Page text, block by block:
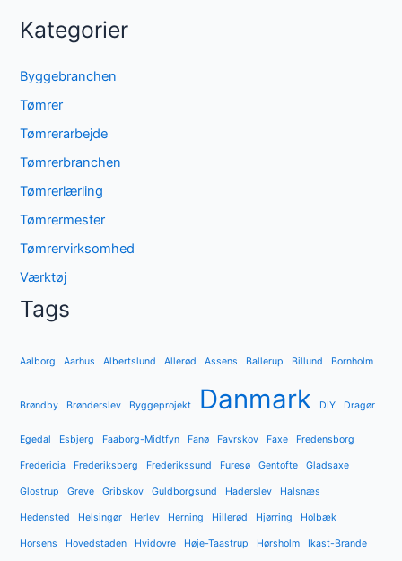
Kategorier
Byggebranchen
Tømrer
Tømrerarbejde
Tømrerbranchen
Tømrerlærling
Tømrermester
Tømrervirksomhed
Værktøj
Tags
Aalborg Aarhus Albertslund Allerød Assens Ballerup Billund Bornholm
Brøndby Brønderslev Byggeprojekt Danmark DIY Dragør
Egedal Esbjerg Faaborg-Midtfyn Fanø Favrskov Faxe Fredensborg
Fredericia Frederiksberg Frederikssund Furesø Gentofte Gladsaxe
Glostrup Greve Gribskov Guldborgsund Haderslev Halsnæs
Hedensted Helsingør Herlev Herning Hillerød Hjørring Holbæk
Horsens Hovedstaden Hvidovre Høje-Taastrup Hørsholm Ikast-Brande